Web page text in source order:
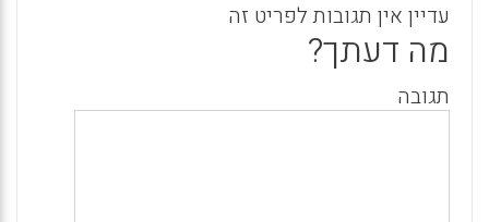
עדיין אין תגובות לפריט זה
מה דעתך?
תגובה